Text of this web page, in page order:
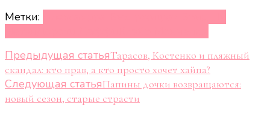
Метки:
Навигация
по
записям
Предыдущая статьяТарасов, Костенко и пляжный
скандал: кто прав, а кто просто хочет хайпа?
Следующая статьяПапины дочки возвращаются:
новый сезон, старые страсти